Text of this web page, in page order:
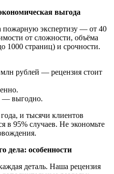
выгода
пожарную экспертизу — от 40
от сложности, объёма
1000 страниц) и срочности.
рублей — рецензия стоит
— выгодно.
и тысячи клиентов
в 95% случаев. Не экономьте
дела: особенности
деталь. Наша рецензия